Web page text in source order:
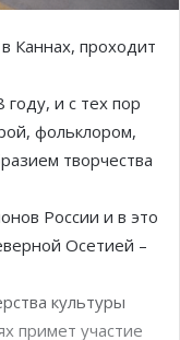
Каннах, проходит
году, и с тех пор
фольклором,
творчества
России и в это
Осетией –
культуры
примет участие